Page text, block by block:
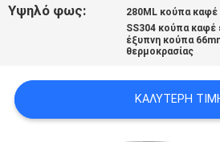
ΠΕΡΙΠΤΏΣΕΙΣ
Υψηλό φως: 280ML κούπα καφέ
SS304 κούπα καφέ
έξυπνη κούπα
θερμοκρασίας
ΚΑΛΎΤΕΡΗ